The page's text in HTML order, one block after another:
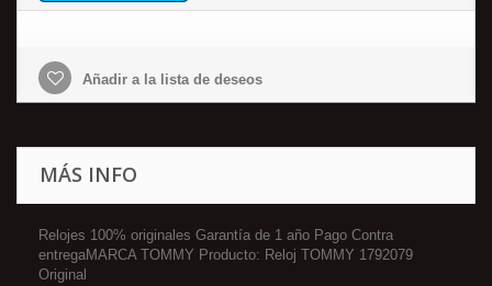
Añadir a la lista de deseos
MÁS INFO
Relojes 100% originales Garantía de 1 año Pago Contra
entregaMARCA TOMMY Producto: Reloj TOMMY 1792079
Original